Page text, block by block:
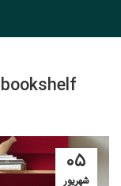
۰۵
شهریور